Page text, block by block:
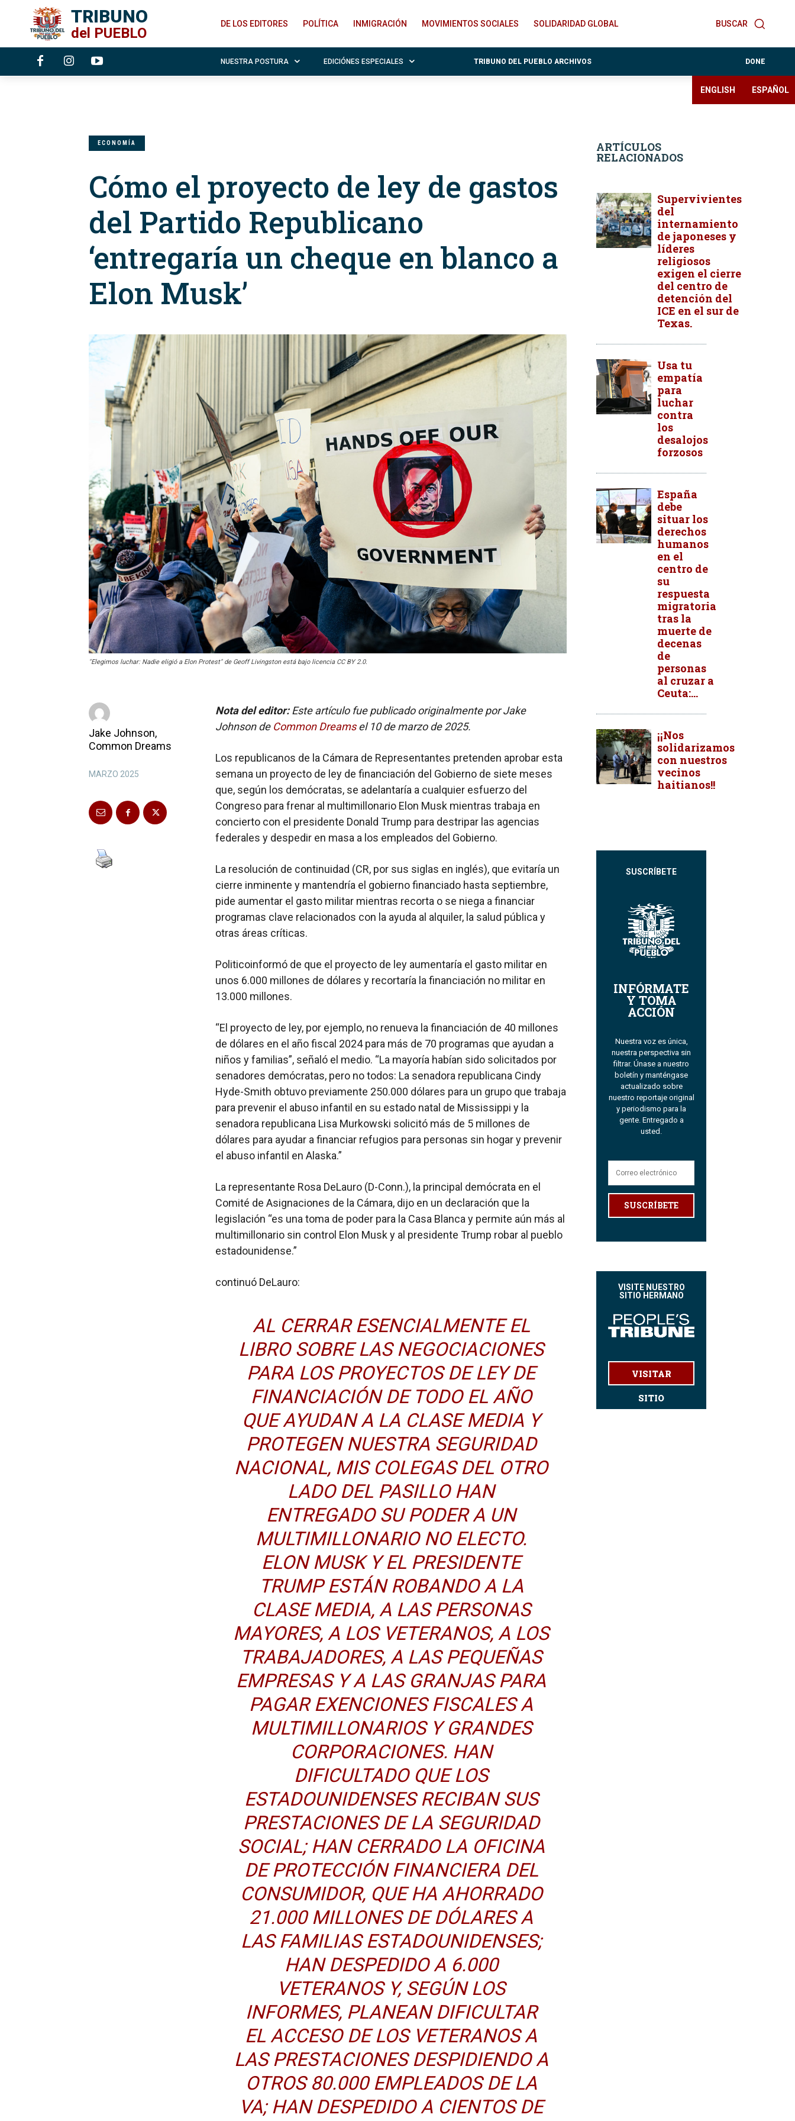
TRIBUNO
del PUEBLO
BUSCAR
DE LOS EDITORES POLÍTICA INMIGRACIÓN MOVIMIENTOS SOCIALES SOLIDARIDAD GLOBAL
NUESTRA POSTURA EDICIÓNES ESPECIALES TRIBUNO DEL PUEBLO ARCHIVOS DONE
ENGLISH ESPAÑOL
ECONOMÍA
Cómo el proyecto de ley de gastos
del Partido Republicano
‘entregaría un cheque en blanco a
Elon Musk’
"Elegimos luchar: Nadie eligió a Elon Protest" de Geoff Livingston está bajo licencia CC BY 2.0.
Jake Johnson,
Common Dreams
MARZO 2025
Nota del editor:Este artículo fue publicado originalmente por Jake
Johnson de Common Dreamsel 10 de marzo de 2025.
Los republicanos de la Cámara de Representantes pretenden aprobar esta
semana un proyecto de ley de financiación del Gobierno de siete meses
que, según los demócratas, se adelantaría a cualquier esfuerzo del
Congreso para frenar al multimillonario Elon Musk mientras trabaja en
concierto con el presidente Donald Trump para destripar las agencias
federales y despedir en masa a los empleados del Gobierno.
La resolución de continuidad (CR, por sus siglas en inglés), que evitaría un
cierre inminente y mantendría el gobierno financiado hasta septiembre,
pide aumentar el gasto militar mientras recorta o se niega a financiar
programas clave relacionados con la ayuda al alquiler, la salud pública y
otras áreas críticas.
Politicoinformó de que el proyecto de ley aumentaría el gasto militar en
unos 6.000 millones de dólares y recortaría la financiación no militar en
13.000 millones.
“El proyecto de ley, por ejemplo, no renueva la financiación de 40 millones
de dólares en el año fiscal 2024 para más de 70 programas que ayudan a
niños y familias”, señaló el medio. “La mayoría habían sido solicitados por
senadores demócratas, pero no todos: La senadora republicana Cindy
Hyde-Smith obtuvo previamente 250.000 dólares para un grupo que trabaja
para prevenir el abuso infantil en su estado natal de Mississippi y la
senadora republicana Lisa Murkowski solicitó más de 5 millones de
dólares para ayudar a financiar refugios para personas sin hogar y prevenir
el abuso infantil en Alaska.”
La representante Rosa DeLauro (D-Conn.), la principal demócrata en el
Comité de Asignaciones de la Cámara, dijo en un declaración que la
legislación “es una toma de poder para la Casa Blanca y permite aún más al
multimillonario sin control Elon Musk y al presidente Trump robar al pueblo
estadounidense.”
continuó DeLauro:
AL CERRAR ESENCIALMENTE EL
LIBRO SOBRE LAS NEGOCIACIONES
PARA LOS PROYECTOS DE LEY DE
FINANCIACIÓN DE TODO EL AÑO
QUE AYUDAN A LA CLASE MEDIA Y
PROTEGEN NUESTRA SEGURIDAD
NACIONAL, MIS COLEGAS DEL OTRO
LADO DEL PASILLO HAN
ENTREGADO SU PODER A UN
MULTIMILLONARIO NO ELECTO.
ELON MUSK Y EL PRESIDENTE
TRUMP ESTÁN ROBANDO A LA
CLASE MEDIA, A LAS PERSONAS
MAYORES, A LOS VETERANOS, A LOS
TRABAJADORES, A LAS PEQUEÑAS
EMPRESAS Y A LAS GRANJAS PARA
PAGAR EXENCIONES FISCALES A
MULTIMILLONARIOS Y GRANDES
CORPORACIONES. HAN
DIFICULTADO QUE LOS
ESTADOUNIDENSES RECIBAN SUS
PRESTACIONES DE LA SEGURIDAD
SOCIAL; HAN CERRADO LA OFICINA
DE PROTECCIÓN FINANCIERA DEL
CONSUMIDOR, QUE HA AHORRADO
21.000 MILLONES DE DÓLARES A
LAS FAMILIAS ESTADOUNIDENSES;
HAN DESPEDIDO A 6.000
VETERANOS Y, SEGÚN LOS
INFORMES, PLANEAN DIFICULTAR
EL ACCESO DE LOS VETERANOS A
LAS PRESTACIONES DESPIDIENDO A
OTROS 80.000 EMPLEADOS DE LA
VA; HAN DESPEDIDO A CIENTOS DE
ARTÍCULOS
RELACIONADOS
Supervivientes
del
internamiento
de japoneses y
líderes
religiosos
exigen el cierre
del centro de
detención del
ICE en el sur de
Texas.
Usa tu
empatía
para
luchar
contra
los
desalojos
forzosos
España
debe
situar los
derechos
humanos
en el
centro de
su
respuesta
migratoria
tras la
muerte de
decenas
de
personas
al cruzar a
Ceuta:...
¡¡Nos
solidarizamos
con nuestros
vecinos
haitianos!!
SUSCRÍBETE
INFÓRMATE
Y TOMA
ACCIÓN
Nuestra voz es única,
nuestra perspectiva sin
filtrar. Únase a nuestro
boletín y manténgase
actualizado sobre
nuestro reportaje original
y periodismo para la
gente. Entregado a
usted.
SUSCRÍBETE
VISITE NUESTRO
SITIO HERMANO
VISITAR
SITIO